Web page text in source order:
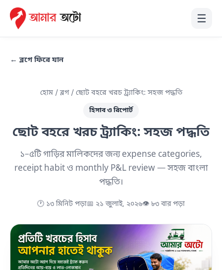
☰
← ব্লগে ফিরে যান
হোম/ ব্লগ/ ছোট বহরে খরচ ট্র্যাকিং: সহজ পদ্ধতি
হিসাব ও রিপোর্ট
ছোট বহরে খরচ ট্র্যাকিং: সহজ পদ্ধতি
১–৫টি গাড়ির মালিকদের জন্য expense categories,
receipt habit ও monthly P&L review — সহজ বাংলা
পদ্ধতি।
🕐 ১৩ মিনিট পড়া📅 ২১ জুলাই, ২০২৬👁 ৮৩ বার পড়া